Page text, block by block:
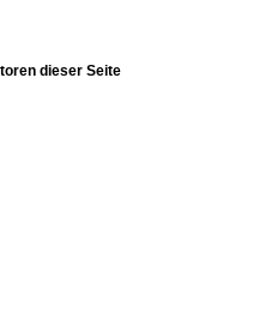
dieser Seite